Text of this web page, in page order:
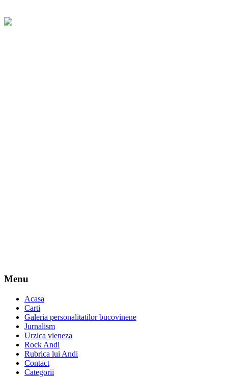
Menu
Acasa
Carti
Galeria personalitatilor bucovinene
Jurnalism
Urzica vieneza
Rock Andi
Rubrica lui Andi
Contact
Categorii